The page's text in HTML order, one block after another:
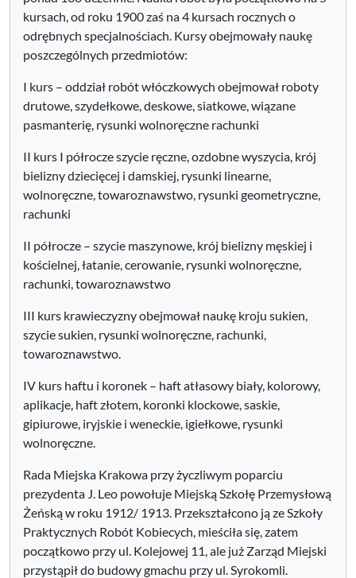
kursach, od roku 1900 zaś na 4 kursach rocznych o
odrębnych specjalnościach. Kursy obejmowały naukę
poszczególnych przedmiotów:
I kurs – oddział robót włóczkowych obejmował roboty
drutowe, szydełkowe, deskowe, siatkowe, wiązane
pasmanterię, rysunki wolnoręczne rachunki
II kurs I półrocze szycie ręczne, ozdobne wyszycia, krój
bielizny dziecięcej i damskiej, rysunki linearne,
wolnoręczne, towaroznawstwo, rysunki geometryczne,
rachunki
II półrocze – szycie maszynowe, krój bielizny męskiej i
kościelnej, łatanie, cerowanie, rysunki wolnoręczne,
rachunki, towaroznawstwo
III kurs krawieczyzny obejmował naukę kroju sukien,
szycie sukien, rysunki wolnoręczne, rachunki,
towaroznawstwo.
IV kurs haftu i koronek – haft atłasowy biały, kolorowy,
aplikacje, haft złotem, koronki klockowe, saskie,
gipiurowe, iryjskie i weneckie, igiełkowe, rysunki
wolnoręczne.
Rada Miejska Krakowa przy życzliwym poparciu
prezydenta J. Leo powołuje Miejską Szkołę Przemysłową
Żeńską w roku 1912/ 1913. Przekształcono ją ze Szkoły
Praktycznych Robót Kobiecych, mieściła się, zatem
początkowo przy ul. Kolejowej 11, ale już Zarząd Miejski
przystąpił do budowy gmachu przy ul. Syrokomli.